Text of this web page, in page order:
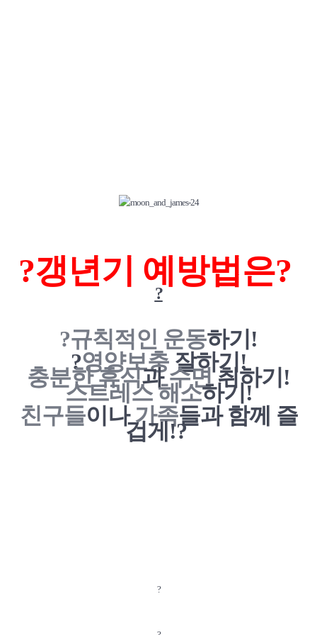
?갱년기 예방법은?
?
?규칙적인 운동하기!
?영양보충잘하기!
충분한 휴식과수면취하기!
스트레스 해소하기!
친구들이나가족들과 함께 즐
겁게!?
?